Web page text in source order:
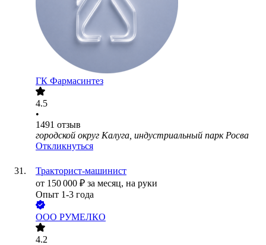
ГК Фармасинтез
4.5
•
1491 отзыв
городской округ Калуга, индустриальный парк Росва
Откликнуться
Тракторист-машинист
от 150 000 ₽ за месяц, на руки
Опыт 1-3 года
ООО РУМЕЛКО
4.2